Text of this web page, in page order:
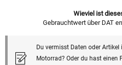
Wieviel ist
Gebrauchtwert über DAT
Du vermisst Daten oder
Motorrad? Oder du hast einen